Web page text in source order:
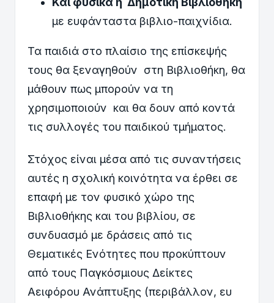
με ευφάνταστα βιβλιο-παιχνίδια.
Τα παιδιά στο πλαίσιο της επίσκεψής
τους θα ξεναγηθούν στη Βιβλιοθήκη, θα
μάθουν πως μπορούν να τη
χρησιμοποιούν και θα δουν από κοντά
τις συλλογές του παιδικού τμήματος.
Στόχος είναι μέσα από τις συναντήσεις
αυτές η σχολική κοινότητα να έρθει σε
επαφή με τον φυσικό χώρο της
Βιβλιοθήκης και του βιβλίου, σε
συνδυασμό με δράσεις από τις
Θεματικές Ενότητες που προκύπτουν
από τους Παγκόσμιους Δείκτες
Αειφόρου Ανάπτυξης (περιβάλλον, ευ